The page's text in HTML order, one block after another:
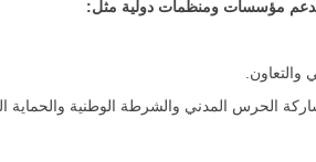
مؤسسات ومنظمات دولية مثل:
والتعاون.
الحرس المدني والشرطة الوطنية والحماية